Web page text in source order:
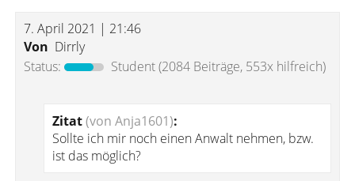
7. April 2021 | 21:46
Von Dirrly
Status:
Student(2084 Beiträge, 553x hilfreich)
Zitat(von Anja1601):
Sollte ich mir noch einen Anwalt nehmen, bzw.
ist das möglich?